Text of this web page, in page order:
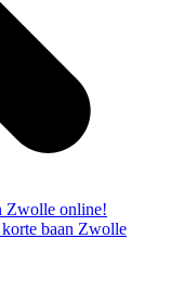
Zwolle online!
baan Zwolle